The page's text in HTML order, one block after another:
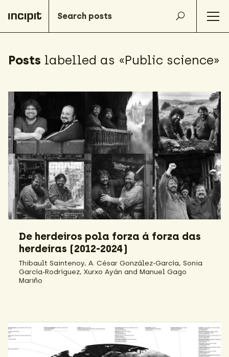
Posts labelled as «Public science»
De herdeiros pola forza á forza das
herdeiras (2012-2024)
Thibault Saintenoy, A. César González-García, Sonia
García-Rodríguez, Xurxo Ayán and Manuel Gago
Mariño